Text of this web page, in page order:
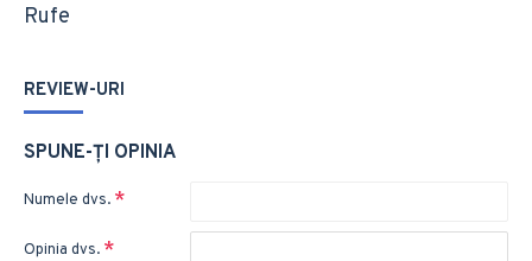
Rufe
REVIEW-URI
SPUNE-ŢI OPINIA
Numele dvs.
Opinia dvs.